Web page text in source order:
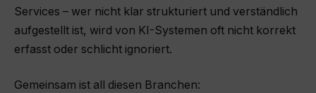
Services – wer nicht klar strukturiert und verständlich
aufgestellt ist, wird von KI-Systemen oft nicht korrekt
erfasst oder schlicht ignoriert.
Gemeinsam ist all diesen Branchen: